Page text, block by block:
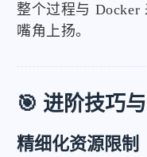
整个过程与 Docker
嘴角上扬。
🎯 进阶技巧
精细化资源限制